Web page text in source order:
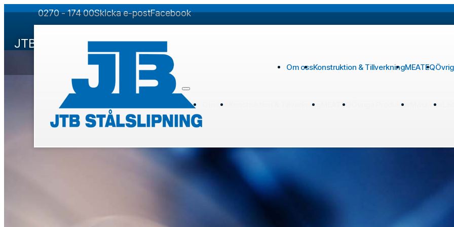
0270 - 174 00Skicka e-postFacebook
Om ossKonstruktion & TillverkningMEATEQ
Om oss Konstruktion & Tillverkning MEATEQ Övriga Produkter Maskiner
JTB har en särställning inom svensk verkstadsindustri när det kommer till att